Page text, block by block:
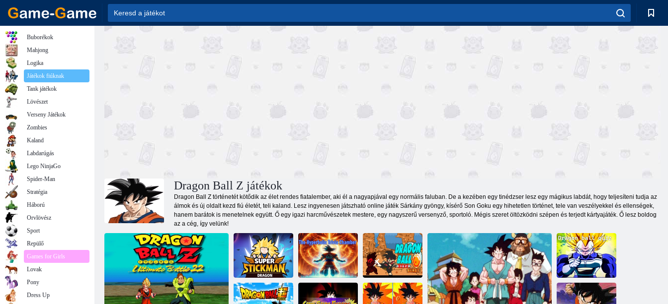
Dragon Ball Z játékok
Dragon Ball Z történetét kötődik az élet rendes fiatalember, aki él a nagyapjával egy normális faluban. De a kezében egy tinédzser lesz egy mágikus labdát, hogy teljesíteni tudja az
álmok és új oldalt kezd fiú életét, teli kaland. Lesz ingyenesen játszható online játék Sárkány gyöngy, kísérő Son Goku egy hihetetlen történet, tele van veszélyekkel és ellenségek,
hanem barátok is menetelnek együtt. Ő egy igazi harcművészetek mestere, egy nagyszerű versenyző, sportoló. Mégis szeret öltözködni szépen és terjedt kártyajáték. Ő lesz boldog
az a cég, így velünk!
Buborékok
Mahjong
Logika
Játékok fiúknak
Tank játékok
Lövészet
Verseny Játékok
Zombies
Kaland
Labdarúgás
Lego NinjaGo
Spider-Man
Stratégia
Háború
Orvlövész
Sport
Repülő
Games for Girls
Lovak
Pony
Dress Up